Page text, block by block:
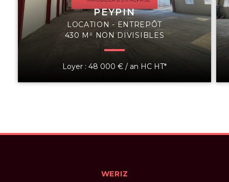
PEYPIN
LOCATION - ENTREPÔT
430 M² NON DIVISIBLES
Loyer : 48 000 € / an HC HT*
WERIZ